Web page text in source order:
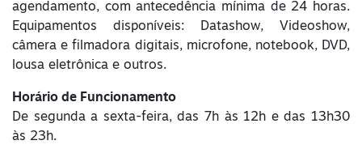
agendamento, com antecedência mínima de 24 horas.
Equipamentos disponíveis: Datashow, Videoshow,
câmera e filmadora digitais, microfone, notebook, DVD,
lousa eletrônica e outros.
Horário de Funcionamento
De segunda a sexta-feira, das 7h às 12h e das 13h30
às 23h.